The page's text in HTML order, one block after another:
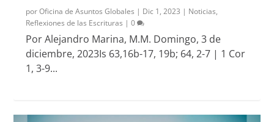
porOficina de Asuntos Globales | Dic 1, 2023 | Noticias,
Reflexiones de las Escrituras |0
Por Alejandro Marina, M.M. Domingo, 3 de
diciembre, 2023Is 63,16b-17, 19b; 64, 2-7 | 1 Cor
1, 3-9...